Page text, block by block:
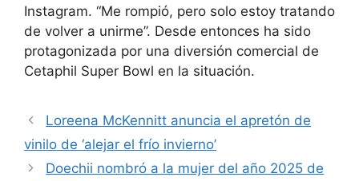
Instagram. “Me rompió, pero solo estoy tratando
de volver a unirme”. Desde entonces ha sido
protagonizada por una diversión comercial de
Cetaphil Super Bowl en la situación.
Loreena McKennitt anuncia el apretón de
vinilo de ‘alejar el frío invierno’
Doechii nombró a la mujer del año 2025 de